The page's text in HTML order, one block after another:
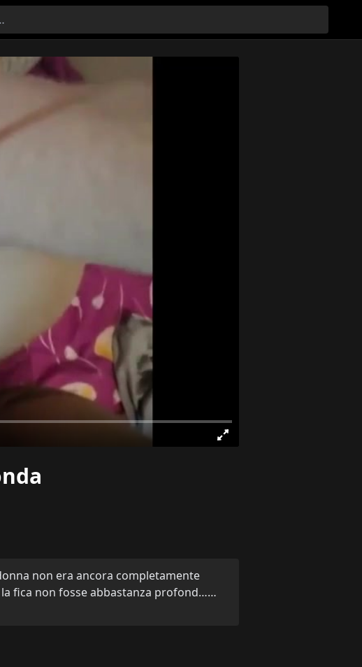
non era ancora completamente
fica non fosse abbastanza profond……